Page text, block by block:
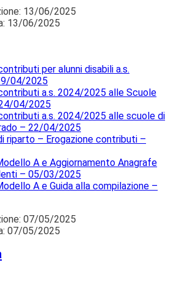
13/06/2025
13/06/2025
per alunni disabili a.s.
04/2025
a.s. 2024/2025 alle Scuole
04/2025
a.s. 2024/2025 alle scuole di
– 22/04/2025
riparto – Erogazione contributi –
A e Aggiornamento Anagrafe
– 05/03/2025
A e Guida alla compilazione –
07/05/2025
07/05/2025